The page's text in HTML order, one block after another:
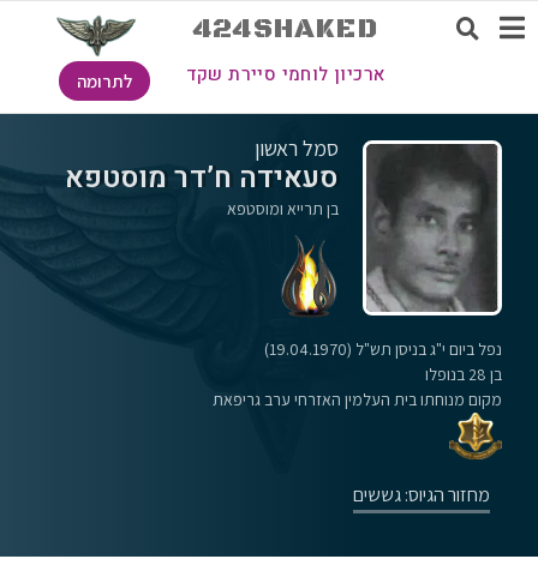
424SHAKED
ארכיון לוחמי סיירת שקד לתרומה
סמל ראשון
סעאידה ח’דר מוסטפא
בן תרייא ומוסטפא
נפל ביום י"ג בניסן תש"ל (19.04.1970)
בן 28 בנופלו
מקום מנוחתו בית העלמין האזרחי ערב גריפאת
מחזור הגיוס: גששים